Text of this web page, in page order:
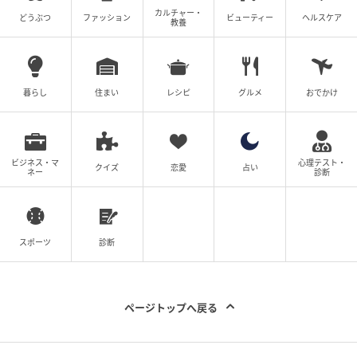
※ベビーカレンダーが独自に実施したアンケートで集
めた読者様の体験談をもとに記事化しています（回答
時期：2026年5月）
ベビーカレンダー／ウーマンカレンダー編集室
元記事で読む
クリエイター情報
ベビーカレンダー
です。みんなのクチコミや体験談から産婦人科検
索、おでかけ情報、離乳食レシピまで。月間利用者1
どうぶつ ファッション
カルチャー・
教養
ビューティー ヘルスケア
暮らし 住まい レシピ グルメ おでかけ
ビジネス・マ
ネー
クイズ 恋愛 占い
心理テスト・
診断
スポーツ 診断
ページトップへ戻る